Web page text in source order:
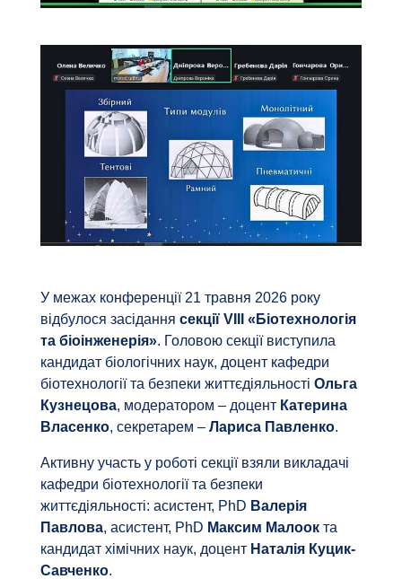
У межах конференції 21 травня 2026 року
відбулося засідання секції VIII «Біотехнологія
та біоінженерія». Головою секції виступила
кандидат біологічних наук, доцент кафедри
біотехнології та безпеки життєдіяльності Ольга
Кузнецова, модератором – доцент Катерина
Власенко, секретарем – Лариса Павленко.
Активну участь у роботі секції взяли викладачі
кафедри біотехнології та безпеки
життєдіяльності: асистент, PhD Валерія
Павлова, асистент, PhD Максим Малоок та
кандидат хімічних наук, доцент Наталія Куцик-
Савченко.